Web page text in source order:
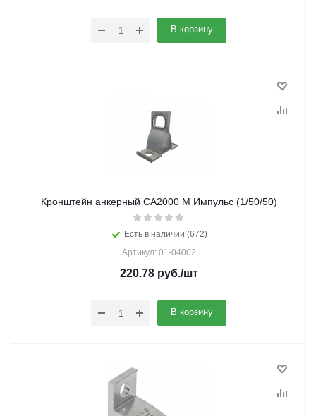
В корзину
Кронштейн анкерный СА2000 М Импульс (1/50/50)
Есть в наличии (672)
Артикул: 01-04002
220.78руб./шт
В корзину